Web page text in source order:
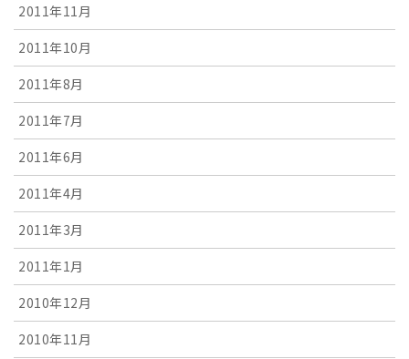
2011年11月
2011年10月
2011年8月
2011年7月
2011年6月
2011年4月
2011年3月
2011年1月
2010年12月
2010年11月